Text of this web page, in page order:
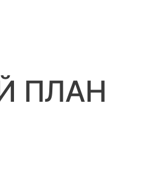
и проявлениям,
ПЛАН